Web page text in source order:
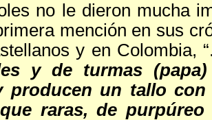
no le dieron mucha
mención en sus
y en Colombia,
y de turmas
producen un tallo
raras, de